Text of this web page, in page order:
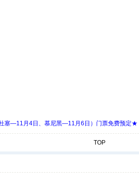
塞—11月4日、慕尼黑—11月6日）门票免费预定★
TOP